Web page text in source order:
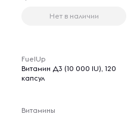
Нет в наличии
FuelUp
Витамин Д3 (10 000 IU), 120
капсул
Витамины